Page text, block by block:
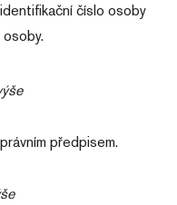
číslo osoby
předpisem.